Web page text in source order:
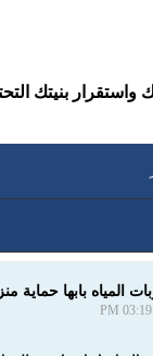
بنيتك
المياه بابها حماية